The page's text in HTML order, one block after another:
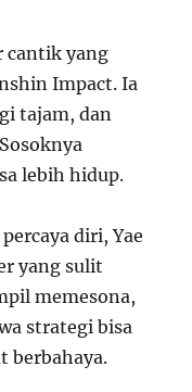
cantik yang
Impact. Ia
tajam, dan
lebih hidup.
diri, Yae
yang sulit
memesona,
strategi bisa
berbahaya.